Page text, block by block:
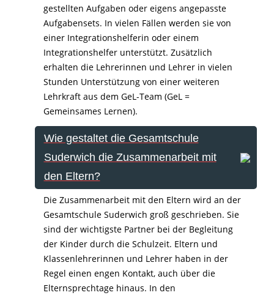
gestellten Aufgaben oder eigens angepasste
Aufgabensets. In vielen Fällen werden sie von
einer Integrationshelferin oder einem
Integrationshelfer unterstützt. Zusätzlich
erhalten die Lehrerinnen und Lehrer in vielen
Stunden Unterstützung von einer weiteren
Lehrkraft aus dem GeL-Team (GeL =
Gemeinsames Lernen).
Wie gestaltet die Gesamtschule
Suderwich die Zusammenarbeit mit
den Eltern?
Die Zusammenarbeit mit den Eltern wird an der
Gesamtschule Suderwich groß geschrieben. Sie
sind der wichtigste Partner bei der Begleitung
der Kinder durch die Schulzeit. Eltern und
Klassenlehrerinnen und Lehrer haben in der
Regel einen engen Kontakt, auch über die
Elternsprechtage hinaus. In den